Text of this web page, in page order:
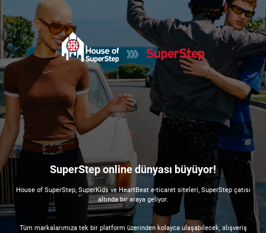
SuperStep online dünyası büyüyor!
House of SuperStep, SuperKids ve HeartBeat e-ticaret siteleri, SuperStep çatısı
altında bir araya geliyor.
Tüm markalarımıza tek bir platform üzerinden kolayca ulaşabilecek, alışveriş